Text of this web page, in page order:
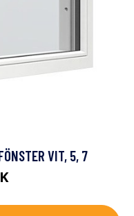
VIT, 5, 7